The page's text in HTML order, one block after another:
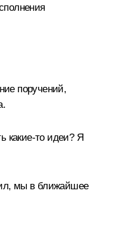
поручений,
какие‑то идеи? Я
мы в ближайшее